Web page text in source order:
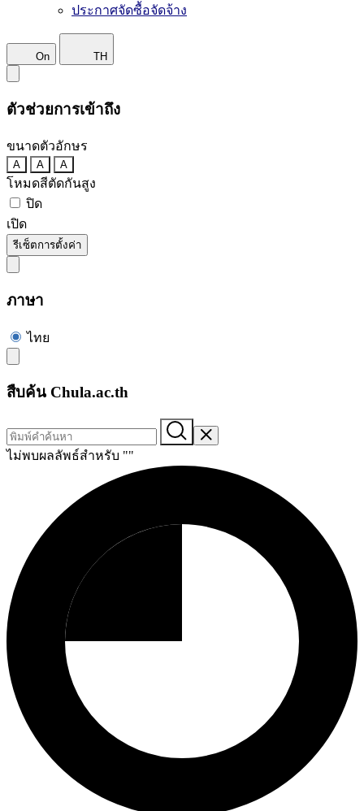
ประกาศจัดซื้อจัดจ้าง
On TH
ตัวช่วยการเข้าถึง
ขนาดตัวอักษร
A A A
โหมดสีตัดกันสูง
ปิด
เปิด
รีเซ็ตการตั้งค่า
ภาษา
ไทย
สืบค้น Chula.ac.th
ไม่พบผลลัพธ์สำหรับ ""